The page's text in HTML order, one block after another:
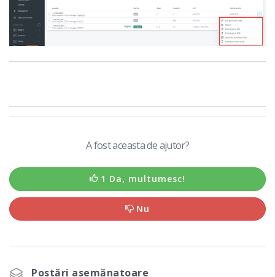
A fost aceasta de ajutor?
1 Da, multumesc!
Nu
Postări asemănatoare